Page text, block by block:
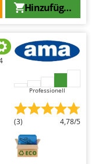
Hinzufügen
Professionell
(3) 4,78/5